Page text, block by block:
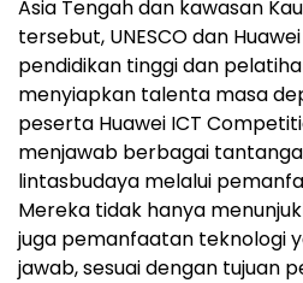
Asia Tengah dan kawasan
tersebut, UNESCO dan
pendidikan tinggi dan
menyiapkan talenta masa
peserta Huawei ICT
menjawab berbagai
lintasbudaya melalui
Mereka tidak hanya
juga pemanfaatan teknologi
jawab, sesuai dengan tujuan